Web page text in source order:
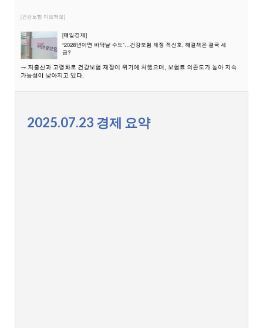
2025.07.23 경제 요약